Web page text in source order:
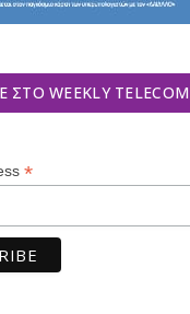
ΣΤΟ WEEKLY TELECOM
*